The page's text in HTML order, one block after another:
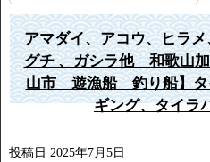
アマダイ、アコウ、ヒラ
グチ 、ガシラ他 和歌山
山市 遊漁船 釣り船】タ
ギング、タイラ
投稿日 2025年7月5日